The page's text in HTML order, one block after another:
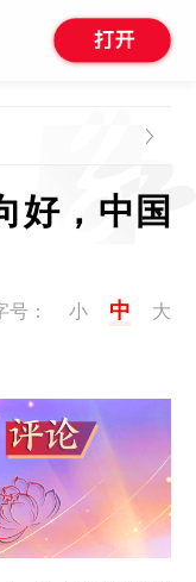
好，中国
号： 小 中 大